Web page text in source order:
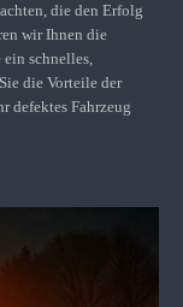
die den Erfolg
wir Ihnen die
schnelles,
die Vorteile der
defektes Fahrzeug